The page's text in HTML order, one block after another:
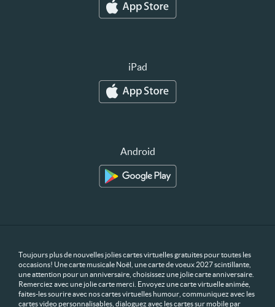
iPad
Android
Toujours plus de nouvelles jolies cartes virtuelles gratuites pour toutes les
occasions! Une carte musicale Noël, une carte de voeux 2027 scintillante,
une attention pour un anniversaire, choisissez une jolie carte anniversaire.
Remerciez avec une jolie carte merci. Envoyez une carte virtuelle animée,
faites-les sourire avec nos cartes virtuelles humour, communiquez avec les
cartes video personnalisables, dialoguez avec les cartes sur mobile par